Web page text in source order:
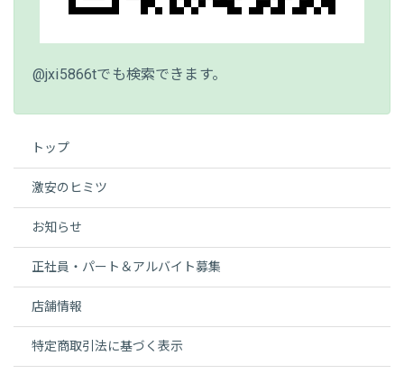
@jxi5866tでも検索できます。
トップ
激安のヒミツ
お知らせ
正社員・パート＆アルバイト募集
店舗情報
特定商取引法に基づく表示